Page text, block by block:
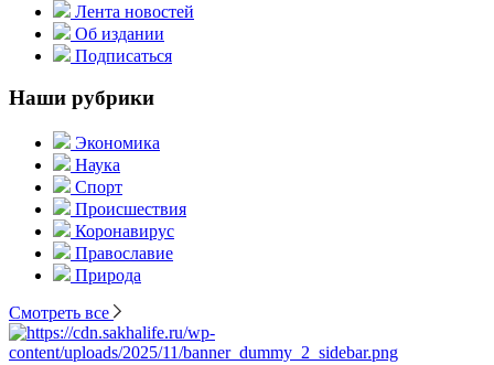
Лента новостей
Об издании
Подписаться
Наши рубрики
Экономика
Наука
Спорт
Происшествия
Коронавирус
Православие
Природа
Смотреть все